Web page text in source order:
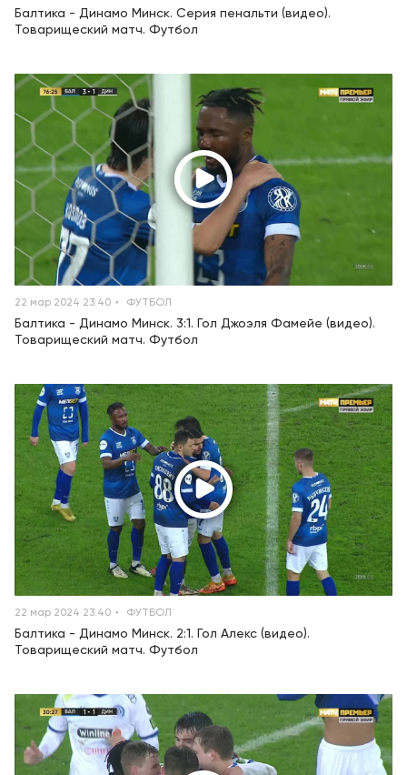
Балтика - Динамо Минск. Серия пенальти (видео).
Товарищеский матч. Футбол
22 мар 2024 23:40 ФУТБОЛ
Балтика - Динамо Минск. 3:1. Гол Джоэля Фамейе (видео).
Товарищеский матч. Футбол
22 мар 2024 23:40 ФУТБОЛ
Балтика - Динамо Минск. 2:1. Гол Алекс (видео).
Товарищеский матч. Футбол